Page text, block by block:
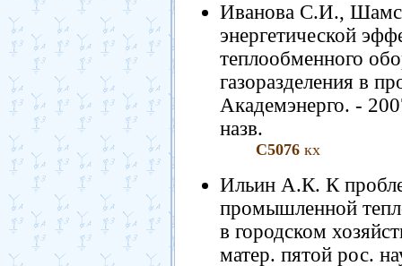
Иванова С.И.,
энергетической
теплообменного
газоразделения в
Академэнерго. -
назв.
С5076 кх
Ильин А.К. К
промышленной
в городском
матер. пятой рос.